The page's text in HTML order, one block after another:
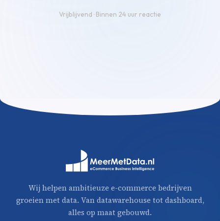
Vrijblijvend · Binnen 24 uur reactie
Wij helpen ambitieuze e-commerce bedrijven
groeien met data. Van datawarehouse tot dashboard,
alles op maat gebouwd.